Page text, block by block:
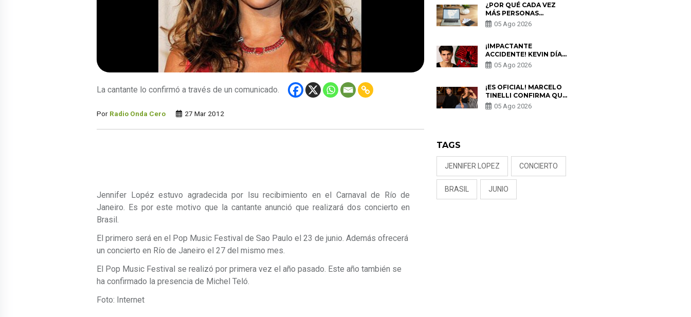
La cantante lo confirmó a través de un comunicado.
Por Radio Onda Cero 27 Mar 2012
Jennifer Lopéz estuvo agradecida por lsu recibimiento en el Carnaval de Río de
Janeiro. Es por este motivo que la cantante anunció que realizará dos concierto en
Brasil.
El primero será en el Pop Music Festival de Sao Paulo el 23 de junio. Además ofrecerá
un concierto en Río de Janeiro el 27 del mismo mes.
El Pop Music Festival se realizó por primera vez el año pasado. Este año también se
ha confirmado la presencia de Michel Teló.
Foto: Internet
¿POR QUÉ CADA VEZ
MÁS PERSONAS
UTILIZAN UNA VPN
PARA PROTEGER SU
05 Ago 2026
¡IMPACTANTE
ACCIDENTE! KEVIN DÍAZ
CAE DESDE OCHO
METROS EN “ESTO ES
PREOCUPACIÓN
05 Ago 2026
¡ES OFICIAL! MARCELO
TINELLI CONFIRMA QUE
REGRESÓ CON MILETT
FIGUEROA: “EL AMOR
05 Ago 2026
TAGS
JENNIFER LOPEZ CONCIERTO
BRASIL JUNIO